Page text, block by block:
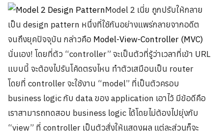
Model 2 เนี่ย ถูกปรับให้กลาย
เป็น design pattern หนึ่งที่ใช้กันอย่างแพร่กลายจากอดีต
จนถึงยุคปัจจุบัน กล่าวคือ Model-View-Controller (MVC)
นั่นเอง! โดยที่ตัว “controller” จะเป็นตัวที่รู้ว่าเวลาที่เข้า URL
แบบนี้ จะต้องไปรันโค้ดตรงไหน ทำตัวเสมือนเป็น router
โดยที่ controller จะใช้งาน “model” ที่เป็นตัวครอบ
business logic กับ data ของ application เอาไว้ มีข้อดีคือ
เราสามารถทดสอบ business logic ได้โดยไม่ต้องไปยุ่งกับ
“view” ที่ controller เป็นตัวสั่งให้แสดงผล แต่ละส่วนก็จะ